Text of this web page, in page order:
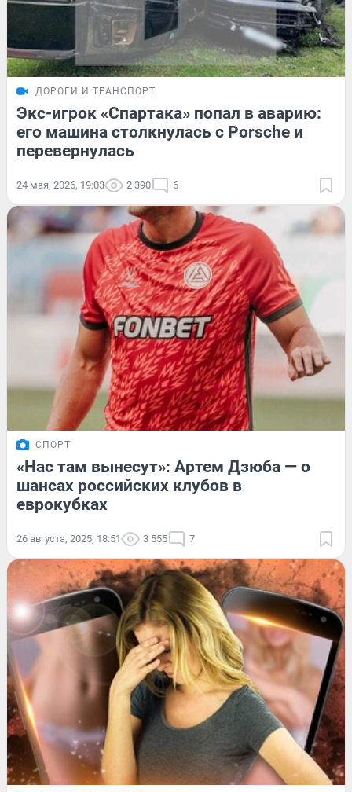
ДОРОГИ И ТРАНСПОРТ
Экс-игрок «Спартака» попал в аварию:
его машина столкнулась с Porsche и
перевернулась
24 мая, 2026, 19:03 2 390 6
СПОРТ
«Нас там вынесут»: Артем Дзюба — о
шансах российских клубов в
еврокубках
26 августа, 2025, 18:51 3 555 7